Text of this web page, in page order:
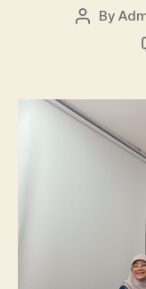
PostBy